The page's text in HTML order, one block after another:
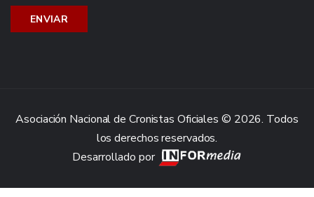
Asociación Nacional de Cronistas Oficiales © 2026. Todos
los derechos reservados.
Desarrollado por